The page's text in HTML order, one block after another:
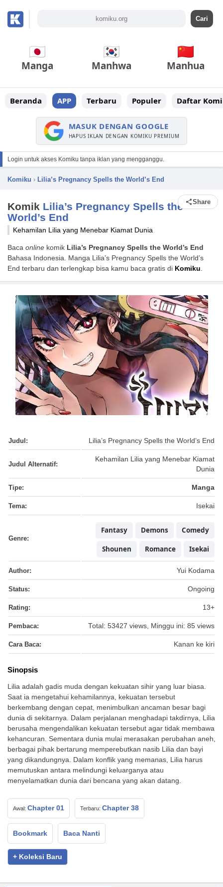
Manga Manhwa Manhua
Beranda APP Terbaru Populer Daftar
MASUK DENGAN GOOGLE
HAPUS IKLAN DENGAN KOMIKU PREMIUM
Login untuk akses Komiku tanpa iklan yang mengganggu.
Komiku › Lilia’s Pregnancy Spells the World’s End
Komik Lilia’s Pregnancy Spells the
World’s End
Share
Kehamilan Lilia yang Menebar Kiamat Dunia
Baca online komik Lilia’s Pregnancy Spells the World’s End
Bahasa Indonesia. Manga Lilia’s Pregnancy Spells the World’s
End terbaru dan terlengkap bisa kamu baca gratis di Komiku
Judul: Lilia’s Pregnancy Spells the World’s End
Judul Alternatif:
Kehamilan Lilia yang Menebar Kiamat
Dunia
Tipe: Manga
Tema: Isekai
Genre:
Comedy
Demons
Fantasy
Isekai
Romance
Shounen
Author: Yui Kodama
Status: Ongoing
Rating: 13+
Pembaca: Total: 53427 views, Minggu ini: 85 views
Cara Baca: Kanan ke kiri
Sinopsis
Lilia adalah gadis muda dengan kekuatan sihir yang luar biasa.
Saat ia mengetahui kehamilannya, kekuatan tersebut
berkembang dengan cepat, menimbulkan ancaman besar bagi
dunia di sekitarnya. Dalam perjalanan menghadapi takdirnya, Lilia
berusaha mengendalikan kekuatan tersebut agar tidak membawa
kehancuran. Sementara dunia mulai merasakan perubahan aneh,
berbagai pihak bertarung memperebutkan nasib Lilia dan bayi
yang dikandungnya. Dalam konflik yang memanas, Lilia harus
memutuskan antara melindungi keluarganya atau
menyelamatkan dunia dari bencana yang akan datang.
Awal: Chapter 01 Terbaru: Chapter 38
Bookmark Baca Nanti
+ Koleksi Baru